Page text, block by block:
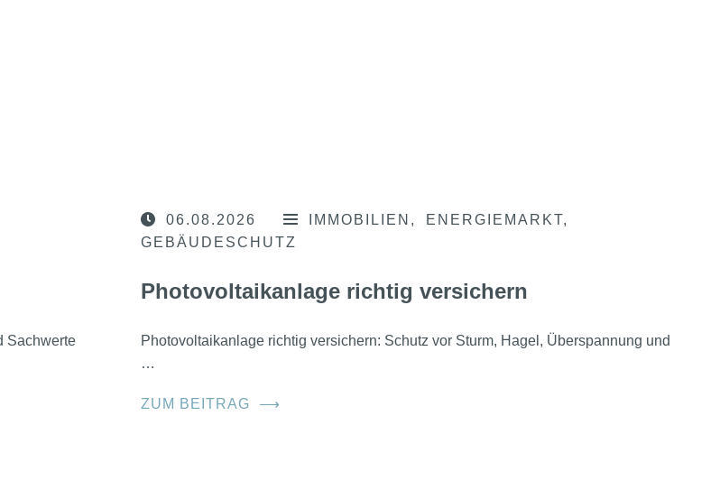
Sachwerte
06.08.2026 IMMOBILIEN
ENERGIEMARKT
GEBÄUDESCHUTZ
Photovoltaikanlage richtig versichern
Photovoltaikanlage richtig versichern: Schutz vor Sturm, Hagel, Überspannung und
…
ZUM BEITRAG ⟶